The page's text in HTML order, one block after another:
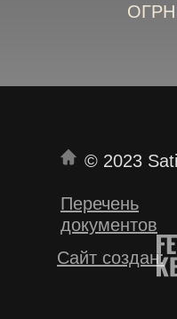
ОГРН
Перечень
документов
© 2023
Сайт создан: